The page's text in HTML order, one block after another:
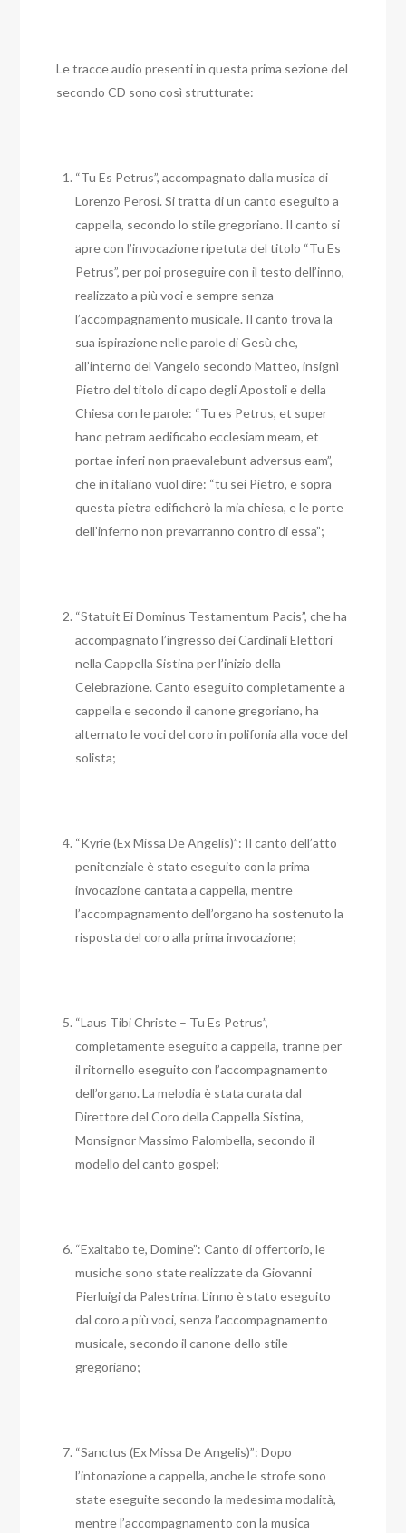
Le tracce audio presenti in questa prima sezione del
secondo CD sono così strutturate:
“Tu Es Petrus”, accompagnato dalla musica di
Lorenzo Perosi. Si tratta di un canto eseguito a
cappella, secondo lo stile gregoriano. Il canto si
apre con l’invocazione ripetuta del titolo “Tu Es
Petrus”, per poi proseguire con il testo dell’inno,
realizzato a più voci e sempre senza
l’accompagnamento musicale. Il canto trova la
sua ispirazione nelle parole di Gesù che,
all’interno del Vangelo secondo Matteo, insignì
Pietro del titolo di capo degli Apostoli e della
Chiesa con le parole: “Tu es Petrus, et super
hanc petram aedificabo ecclesiam meam, et
portae inferi non praevalebunt adversus eam”,
che in italiano vuol dire: “tu sei Pietro, e sopra
questa pietra edificherò la mia chiesa, e le porte
dell’inferno non prevarranno contro di essa”;
“Statuit Ei Dominus Testamentum Pacis”, che ha
accompagnato l’ingresso dei Cardinali Elettori
nella Cappella Sistina per l’inizio della
Celebrazione. Canto eseguito completamente a
cappella e secondo il canone gregoriano, ha
alternato le voci del coro in polifonia alla voce del
solista;
“Kyrie (Ex Missa De Angelis)”: Il canto dell’atto
penitenziale è stato eseguito con la prima
invocazione cantata a cappella, mentre
l’accompagnamento dell’organo ha sostenuto la
risposta del coro alla prima invocazione;
“Laus Tibi Christe – Tu Es Petrus”,
completamente eseguito a cappella, tranne per
il ritornello eseguito con l’accompagnamento
dell’organo. La melodia è stata curata dal
Direttore del Coro della Cappella Sistina,
Monsignor Massimo Palombella, secondo il
modello del canto gospel;
“Exaltabo te, Domine”: Canto di offertorio, le
musiche sono state realizzate da Giovanni
Pierluigi da Palestrina. L’inno è stato eseguito
dal coro a più voci, senza l’accompagnamento
musicale, secondo il canone dello stile
gregoriano;
“Sanctus (Ex Missa De Angelis)”: Dopo
l’intonazione a cappella, anche le strofe sono
state eseguite secondo la medesima modalità,
mentre l’accompagnamento con la musica